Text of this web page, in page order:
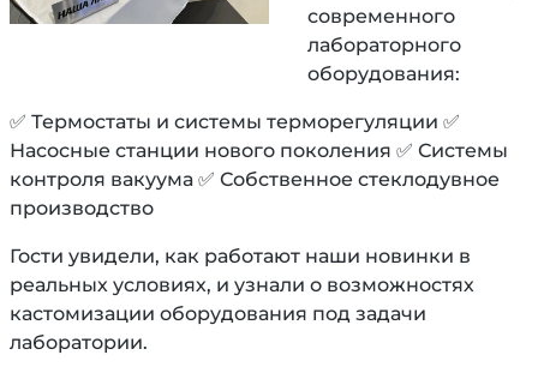
современного
лабораторного
оборудования:
✅ Термостаты и системы терморегуляции ✅
Насосные станции нового поколения ✅ Системы
контроля вакуума ✅ Собственное стеклодувное
производство
Гости увидели, как работают наши новинки в
реальных условиях, и узнали о возможностях
кастомизации оборудования под задачи
лаборатории.